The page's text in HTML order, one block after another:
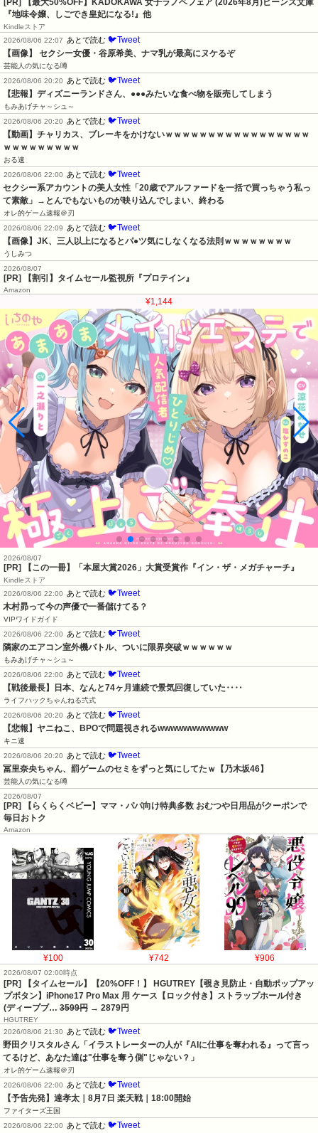
『地味令嬢、しごでき皇妃になる!』他
Kindleストア
2026/08/06 22:07
あとで読む 🐦Tweet
【画像】 セクシー女優・谷原希美、ナマ乳が最高にヌケるぞ
芸能人の気になる噂
2026/08/06 20:20
あとで読む 🐦Tweet
【悲報】ディズニーランドさん、●●●みたいな食べ物を販売してしまう
もみあげチャ～シュ～
2026/08/06 20:20
あとで読む 🐦Tweet
【動画】チャリカス、ブレーキをかけないｗｗｗｗｗｗｗｗｗｗｗｗｗｗｗｗｗ
ｗｗｗｗｗｗｗｗｗ
おる速
2026/08/06 22:00
あとで読む 🐦Tweet
セクシー系アカウントの美人女性「20歳でアルファードを一括で買っちゃう私っ
て素敵」→とんでもないものが映り込んでしまい、終わる
オレ的ゲーム速報＠刃
2026/08/06 22:09
あとで読む 🐦Tweet
【画像】JK、三人以上になるとパ●ツ気にしなくなる法則ｗｗｗｗｗｗｗｗ
うしみつ
2026/08/07
[PR] 【割引】タイムセール監視所『プロテイン』
Amazon
¥1,144
2026/08/07
[PR] 【この一冊】「本屋大賞2026」大賞受賞作『イン・ザ・メガチャーチ』
Kindleストア
2026/08/06 22:00
あとで読む 🐦Tweet
木村昴って今の声優で一番儲けてる？
VIPワイドガイド
2026/08/06 22:00
あとで読む 🐦Tweet
隣家のエアコン室外機バトル、ついに限界突破ｗｗｗｗｗｗ
もみあげチャ～シュ～
2026/08/06 22:00
あとで読む 🐦Tweet
【戦後最長】日本、なんと74ヶ月連続で景気回復していた‥‥
ライフハックちゃんねる弐式
2026/08/06 20:20
あとで読む 🐦Tweet
【悲報】ヤニねこ、BPOで問題視されるwwwwwwwwwww
キニ速
2026/08/06 20:20
あとで読む 🐦Tweet
冨里奈央ちゃん、罰ゲームのセミをずっと気にしてたｗ【乃木坂46】
芸能人の気になる噂
2026/08/07
[PR] 【らくらくベビー】ママ・パパ向け特典多数 おむつや日用品がクーポンで
毎日おトク
Amazon
¥100 ¥742 ¥906
2026/08/07 02:00時点
[PR] 【タイムセール】【20%OFF！】 HGUTREY【覗き見防止・自動ポップアッ
プボタン】iPhone17 Pro Max 用 ケース【ロック付き】ストラップホール付き
(ディープブ… 3599円 → 2879円
HGUTREY
2026/08/06 21:30
あとで読む 🐦Tweet
野田クリスタルさん「イラストレーターの人が『AIに仕事を奪われる』って言っ
てるけど、あなた達は"仕事を奪う側"じゃない？」
オレ的ゲーム速報＠刃
2026/08/06 22:00
あとで読む 🐦Tweet
【予告先発】達孝太｜8月7日 楽天戦｜18:00開始
ファイターズ王国
2026/08/06 22:00
あとで読む 🐦Tweet